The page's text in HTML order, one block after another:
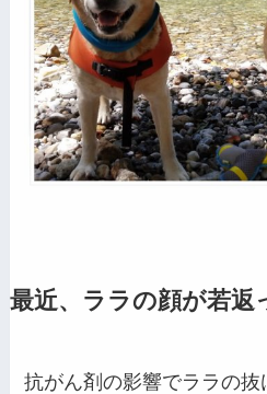
最近、ララの顔が若返
抗がん剤の影響でララの抜